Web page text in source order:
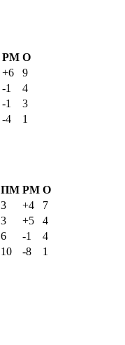
РМ О
+6
9
-1
4
-1
3
-4
1
ПМ РМ О
3 +4
7
3 +5
4
6 -1
4
10 -8
1